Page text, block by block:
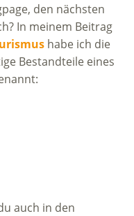
den nächsten
In meinem Beitrag
habe ich die
Bestandteile eines
auch in den